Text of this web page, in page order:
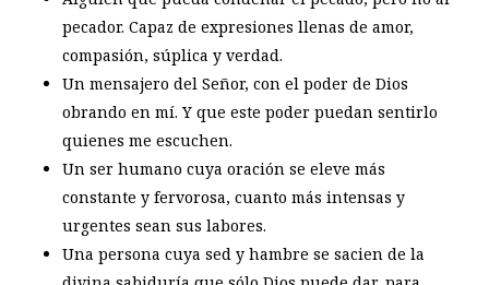
pecador. Capaz de expresiones llenas de amor,
compasión, súplica y verdad.
Un mensajero del Señor, con el poder de Dios
obrando en mí. Y que este poder puedan sentirlo
quienes me escuchen.
Un ser humano cuya oración se eleve más
constante y fervorosa, cuanto más intensas y
urgentes sean sus labores.
Una persona cuya sed y hambre se sacien de la